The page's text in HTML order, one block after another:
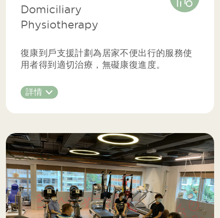
Domiciliary
Physiotherapy
復康到戶支援計劃為居家不便出行的服務使
用者得到適切治療，無礙康復進度。
詳情